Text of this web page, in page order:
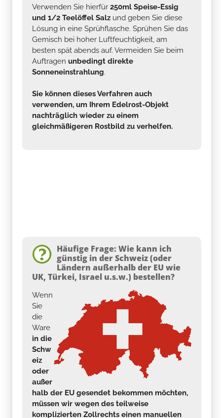
Lösung in eine Sprühflasche. Sprühen Sie das
Gemisch bei hoher Luftfeuchtigkeit, am
besten spät abends auf. Vermeiden Sie beim
Auftragenunbedingt direkte
Sonneneinstrahlung.
Sie können dieses Verfahren auch
nachträglich wieder zu einem
gleichmäßigeren Rostbild zu verhelfen.
Ländern außerhalb der EU wie
UK, Türkei, Israel u.s.w.) bestellen?
Sie
die
Ware
in die
Schw
eiz
oder
außer
halb der EU gesendet bekommen möchten,
müssen wir wegen des teilweise
komplizierten Zollrechts einen manuellen
Auftrag anlegen. Eine automatisierte Shop-
Bestellung geht aktuell leider nicht!